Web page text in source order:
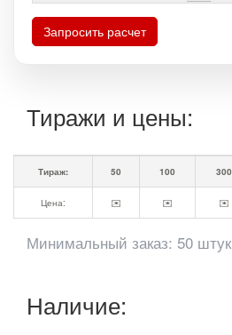
Запросить расчет
Тиражи и цены:
Тираж: 50 100 300
Цена: ✉️ ✉️ ✉️
Минимальный заказ: 50 штук
Наличие: